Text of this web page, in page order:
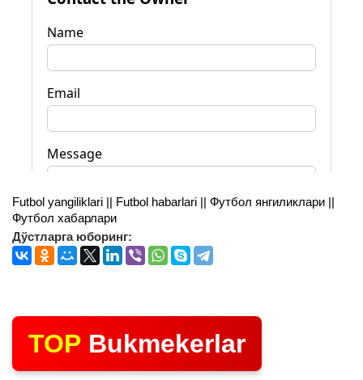
Futbol yangiliklari || Futbol habarlari || Футбол янгиликлари ||
Футбол хабарлари
Дўстларга юборинг:
TOP Bukmekerlar